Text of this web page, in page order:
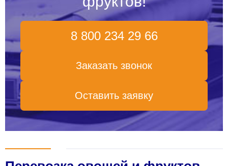
8 800 234 29 66
Заказать звонок
Оставить заявку